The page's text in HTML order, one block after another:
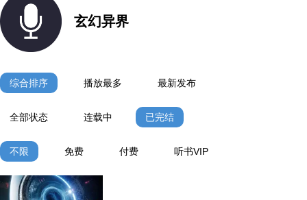
玄幻异界
综合排序 播放最多 最新发布
全部状态 连载中 已完结
不限 免费 付费 听书VIP